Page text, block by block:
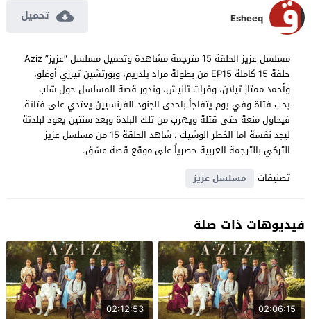
Esheeq تحميل
مسلسل عزيز الحلقة 15 مترجمة مشاهدة وتحميل مسلسل “عزيز” Aziz
حلقة 15 كاملة EP15 من بطولة مراد يلدريم، وبورتشين تيرزي أوغلو،
وأحمد ممتاز تيلان، وفرات تانيش، وتدور قصة المسلسل حول شاب
يحب فتاة وفي يوم يتفاجأ باحدى الجنود الفرنسيين يعتدي على فتاتة
فيحاول منعة حتى قتلة ويهرب من تلك البلدة وبعد سنتين يعود لبلدتة
ليجد نفسة اما الخطر الوشيك ، شاهد الحلقة 15 من مسلسل عزيز
التركي بالترجمة العربية حصرياً على موقع قصة عشق.
تصنيفات
مسلسل عزيز
فيديوهات ذات صلة
02:06:15
02:12:53